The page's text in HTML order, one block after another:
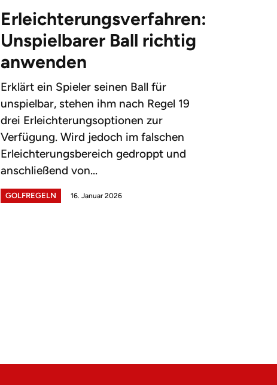
Erleichterungsverfahren:
Unspielbarer Ball richtig
anwenden
Erklärt ein Spieler seinen Ball für
unspielbar, stehen ihm nach Regel 19
drei Erleichterungsoptionen zur
Verfügung. Wird jedoch im falschen
Erleichterungsbereich gedroppt und
anschließend von...
GOLFREGELN 16. Januar 2026